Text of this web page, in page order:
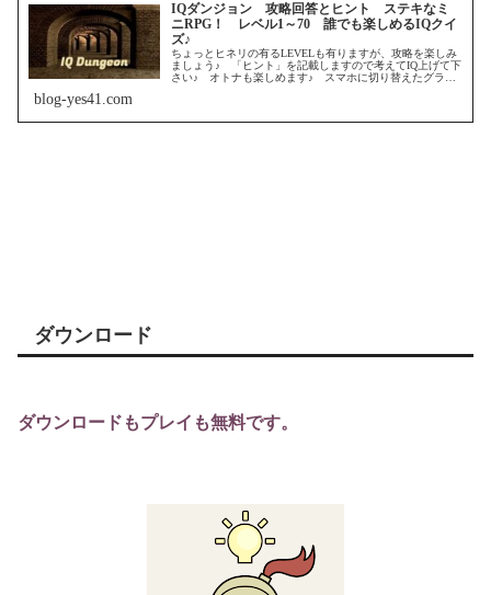
IQダンジョン 攻略回答とヒント ステキなミ
ニRPG！ レベル1～70 誰でも楽しめるIQクイ
ズ♪
ちょっとヒネリの有るLEVELも有りますが、攻略を楽しみ
ましょう♪ 「ヒント」を記載しますので考えてIQ上げて下
さい♪ オトナも楽しめます♪ スマホに切り替えたグラン
blog-yes41.com
ダウンロード
ダウンロードもプレイも無料です。